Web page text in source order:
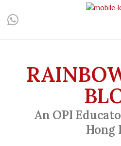
Central, Hong Kong - Manicure,
Men's Manicure, Nail Biter, Nail
An OPI
Hong